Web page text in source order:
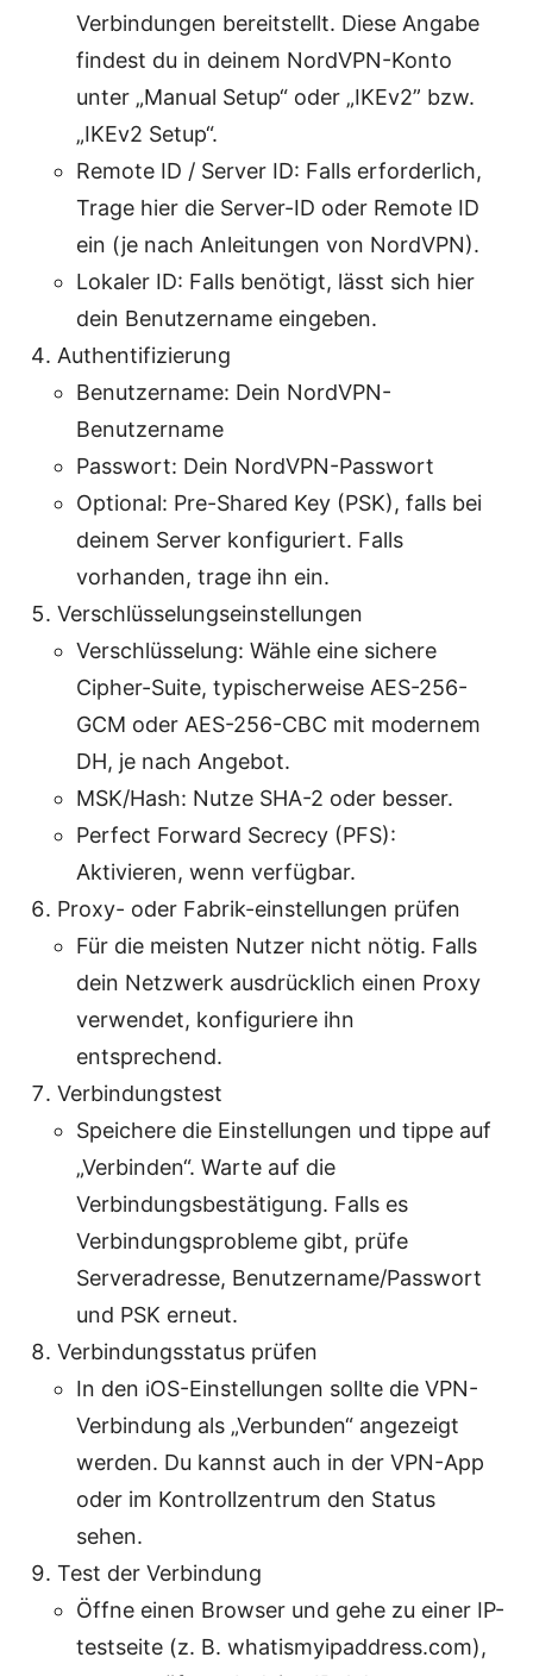
Verbindungen bereitstellt. Diese Angabe
findest du in deinem NordVPN-Konto
unter „Manual Setup“ oder „IKEv2” bzw.
„IKEv2 Setup“.
Remote ID / Server ID: Falls erforderlich,
Trage hier die Server-ID oder Remote ID
ein (je nach Anleitungen von NordVPN).
Lokaler ID: Falls benötigt, lässt sich hier
dein Benutzername eingeben.
Authentifizierung
Benutzername: Dein NordVPN-
Benutzername
Passwort: Dein NordVPN-Passwort
Optional: Pre-Shared Key (PSK), falls bei
deinem Server konfiguriert. Falls
vorhanden, trage ihn ein.
Verschlüsselungseinstellungen
Verschlüsselung: Wähle eine sichere
Cipher-Suite, typischerweise AES-256-
GCM oder AES-256-CBC mit modernem
DH, je nach Angebot.
MSK/Hash: Nutze SHA-2 oder besser.
Perfect Forward Secrecy (PFS):
Aktivieren, wenn verfügbar.
Proxy- oder Fabrik-einstellungen prüfen
Für die meisten Nutzer nicht nötig. Falls
dein Netzwerk ausdrücklich einen Proxy
verwendet, konfiguriere ihn
entsprechend.
Verbindungstest
Speichere die Einstellungen und tippe auf
„Verbinden“. Warte auf die
Verbindungsbestätigung. Falls es
Verbindungsprobleme gibt, prüfe
Serveradresse, Benutzername/Passwort
und PSK erneut.
Verbindungsstatus prüfen
In den iOS-Einstellungen sollte die VPN-
Verbindung als „Verbunden“ angezeigt
werden. Du kannst auch in der VPN-App
oder im Kontrollzentrum den Status
sehen.
Test der Verbindung
Öffne einen Browser und gehe zu einer IP-
testseite (z. B. whatismyipaddress.com),